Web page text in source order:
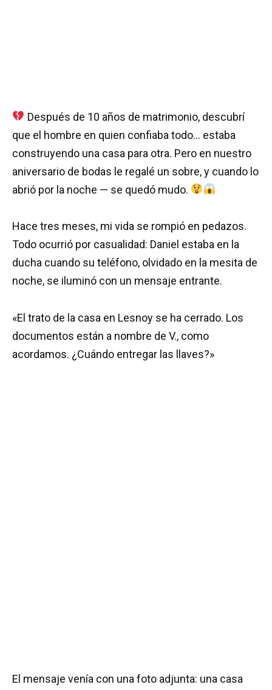
Después de 10 años de matrimonio, descubrí
que el hombre en quien confiaba todo… estaba
construyendo una casa para otra. Pero en nuestro
aniversario de bodas le regalé un sobre, y cuando lo
abrió por la noche — se quedó mudo.
Hace tres meses, mi vida se rompió en pedazos.
Todo ocurrió por casualidad: Daniel estaba en la
ducha cuando su teléfono, olvidado en la mesita de
noche, se iluminó con un mensaje entrante.
«El trato de la casa en Lesnoy se ha cerrado. Los
documentos están a nombre de V., como
acordamos. ¿Cuándo entregar las llaves?»
El mensaje venía con una foto adjunta: una casa